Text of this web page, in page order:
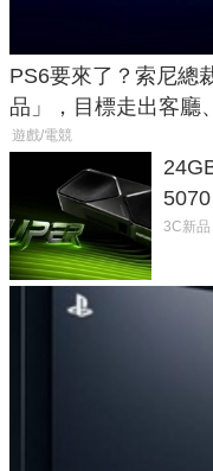
PS6要來了？索尼總
品」，目標走出客廳
遊戲/電競
功耗
3C新品